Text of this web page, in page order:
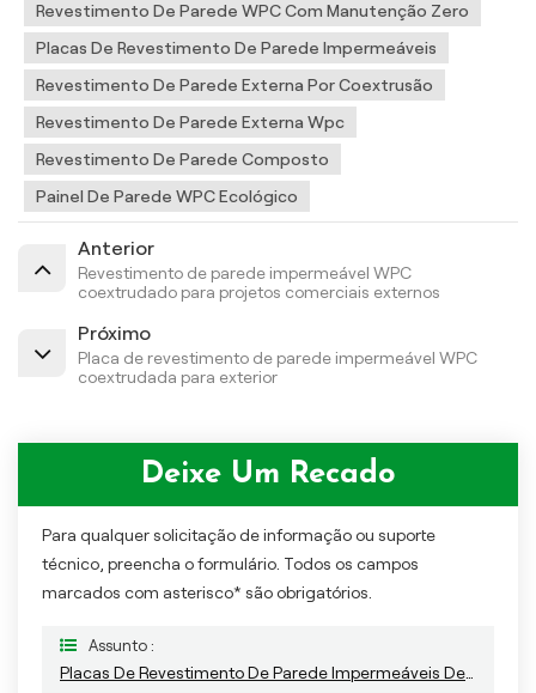
Revestimento De Parede WPC Com Manutenção Zero
Placas De Revestimento De Parede Impermeáveis
Revestimento De Parede Externa Por Coextrusão
Revestimento De Parede Externa Wpc
Revestimento De Parede Composto
Painel De Parede WPC Ecológico
Anterior
Revestimento de parede impermeável WPC
coextrudado para projetos comerciais externos
Próximo
Placa de revestimento de parede impermeável WPC
coextrudada para exterior
Deixe Um Recado
Para qualquer solicitação de informação ou suporte
técnico, preencha o formulário. Todos os campos
marcados com asterisco* são obrigatórios.
Assunto :
Placas De Revestimento De Parede Impermeáveis De WPC Coextrudadas